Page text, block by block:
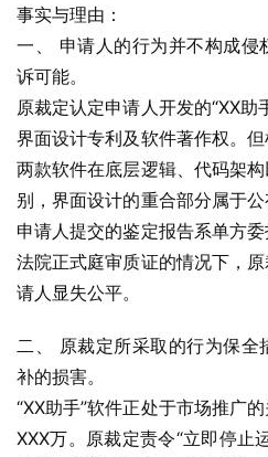
事实与理由：
一、 申请人的行为并不构成侵
诉可能。
原裁定认定申请人开发的“XX助
界面设计专利及软件著作权。
两款软件在底层逻辑、代码架
别，界面设计的重合部分属于
申请人提交的鉴定报告系单方
法院正式庭审质证的情况下，
请人显失公平。
二、 原裁定所采取的行为保全
补的损害。
“XX助手”软件正处于市场推广
XXX万。原裁定责令“立即停止